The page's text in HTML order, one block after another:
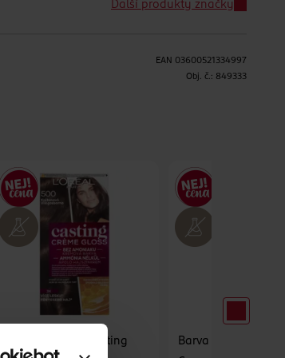
Další produkty značky
EAN 03600521334997
Obj. č.: 849333
Barva na vlasy Casting
Barva na vlasy